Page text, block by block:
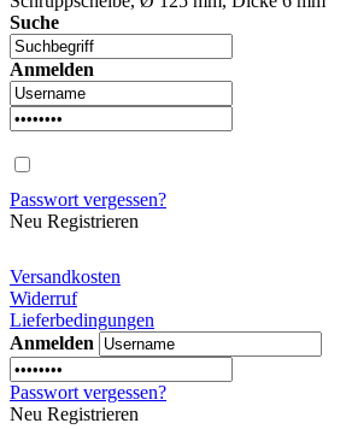
Suche
Anmelden
Passwort vergessen?
Neu Registrieren
Versandkosten
Widerruf
Lieferbedingungen
Anmelden
Passwort vergessen?
Neu Registrieren